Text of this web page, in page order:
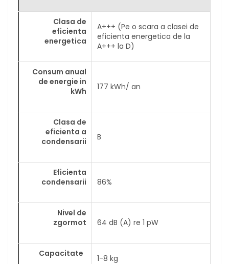
Clasa de
eficienta
energetica
A+++ (Pe o scara a clasei de
eficienta energetica de la
A+++ la D)
Consum anual
de energie in
kWh
177 kWh/ an
Clasa de
eficienta a
condensarii
B
Eficienta
condensarii
86%
Nivel de
zgormot
64 dB (A) re 1 pW
Capacitate 1-8 kg